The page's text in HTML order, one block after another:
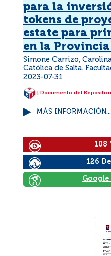
para la
tokens de
estate para
en la Provincia
Simone Carrizo,
Católica de Salta.
2023-07-31
| Documento del
MÁS INFORMACIÓN...
108
126
Google